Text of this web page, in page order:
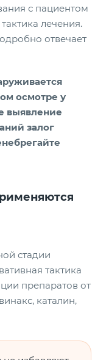
с пациентом
лечения.
отвечает
осмотре у
выявление
залог
стадии
тактика
препаратов от
каталин,